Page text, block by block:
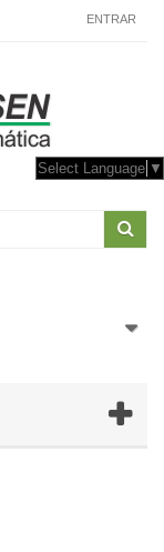
ENTRAR
Select Language ▼